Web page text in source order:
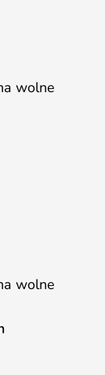
wolne
wolne